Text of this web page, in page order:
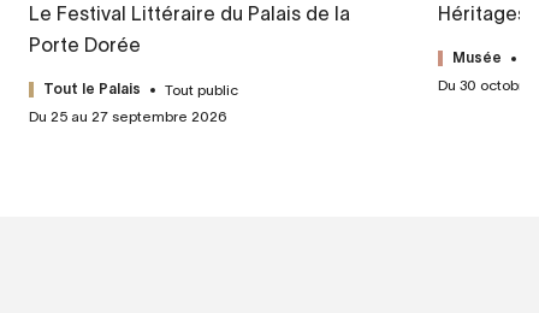
Le Festival Littéraire du Palais de la
Porte Dorée
Tout le Palais
Tout public
Du 25 au 27 septembre 2026
Héritages
Musée
Du 30 octobre